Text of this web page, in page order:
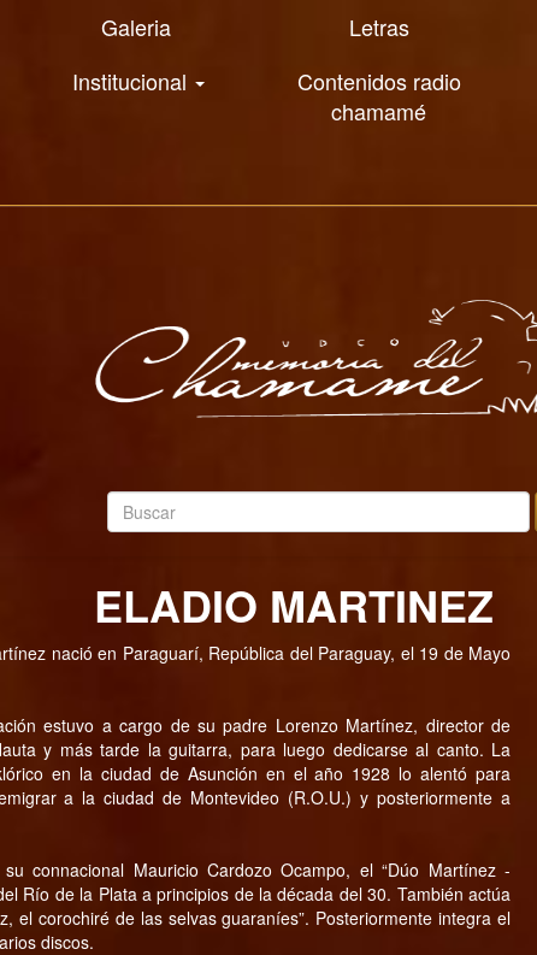
Galeria Letras
Institucional
Contenidos radio
chamamé
ELADIO MARTINEZ
nació en Paraguarí, República del Paraguay, el 19 de Mayo
estuvo a cargo de su padre Lorenzo Martínez, director de
y más tarde la guitarra, para luego dedicarse al canto. La
en la ciudad de Asunción en el año 1928 lo alentó para
a la ciudad de Montevideo (R.O.U.) y posteriormente a
connacional Mauricio Cardozo Ocampo, el “Dúo Martínez -
Río de la Plata a principios de la década del 30. También actúa
el corochiré de las selvas guaraníes”. Posteriormente integra el
discos.